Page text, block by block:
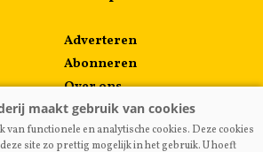
Adverteren
Abonneren
Over ons
Contact
van functionele en analytische cookies. Deze cookies
site zo prettig mogelijk in het gebruik. U hoeft